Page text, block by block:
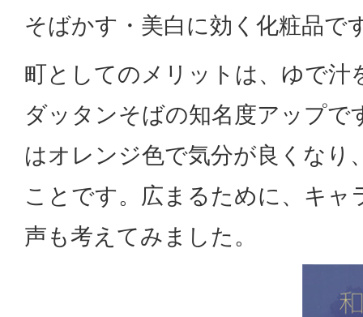
そばかす・美白に効く化粧品で
町としてのメリットは、ゆで汁
ダッタンそばの知名度アップで
はオレンジ色で気分が良くなり
ことです。広まるために、キャ
声も考えてみました。